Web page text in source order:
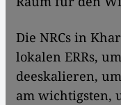
Die NRCs in
lokalen ERRs,
deeskalieren,
am wichtigsten,